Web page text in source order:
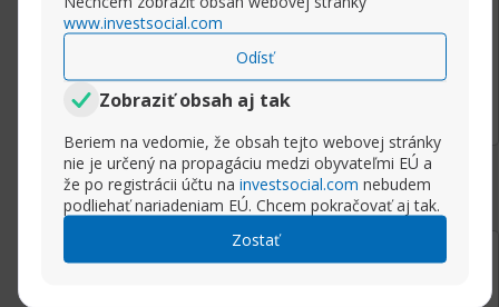
www.investsocial.com
Odísť
Zobraziť obsah aj tak
Beriem na vedomie, že obsah tejto webovej stránky
nie je určený na propagáciu medzi obyvateľmi EÚ a
že po registrácii účtu na investsocial.com nebudem
podliehať nariadeniam EÚ. Chcem pokračovať aj tak.
Zostať
Resisitence a support.